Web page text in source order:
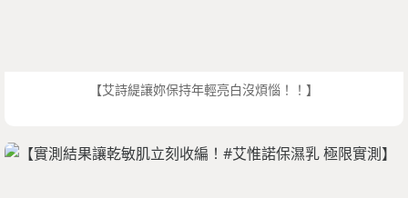
【艾詩緹讓妳保持年輕亮白沒煩惱！！】